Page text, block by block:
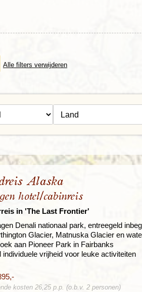
Alle filters verwijderen
Alaska
hotel/cabinreis
in 'The Last Frontier'
Denali nationaal park, entreegeld
Glacier, Matnuska Glacier en
aan Pioneer Park in Fairbanks
individuele vrijheid voor leuke activiteiten
kosten 26,25 p.p. (o.b.v. 2 personen)